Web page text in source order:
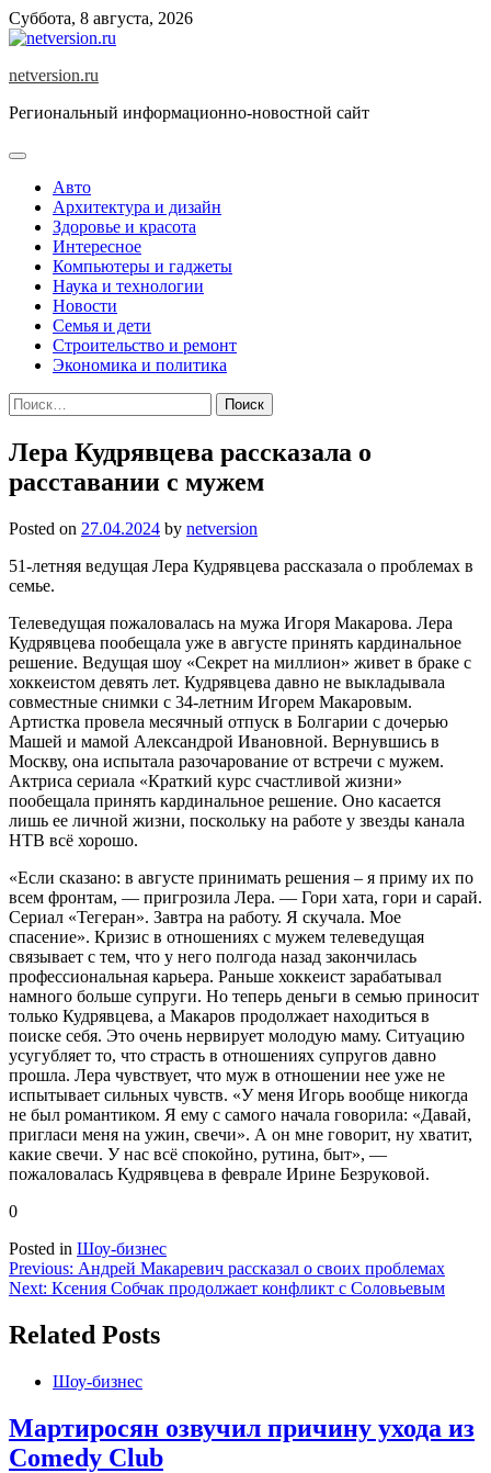
Skip
to
Суббота, 8 августа, 2026
netversion.ru
Региональный информационно-новостной сайт
Авто
Архитектура и дизайн
Здоровье и красота
Интересное
Компьютеры и гаджеты
Наука и технологии
Новости
Семья и дети
Строительство и ремонт
Экономика и политика
Найти:
Лера Кудрявцева рассказала о
расставании с мужем
Posted on 27.04.2024 by netversion
51-летняя ведущая Лера Кудрявцева рассказала о проблемах в
семье.
Телеведущая пожаловалась на мужа Игоря Макарова. Лера
Кудрявцева пообещала уже в августе принять кардинальное
решение. Ведущая шоу «Секрет на миллион» живет в браке с
хоккеистом девять лет. Кудрявцева давно не выкладывала
совместные снимки с 34-летним Игорем Макаровым.
Артистка провела месячный отпуск в Болгарии с дочерью
Машей и мамой Александрой Ивановной. Вернувшись в
Москву, она испытала разочарование от встречи с мужем.
Актриса сериала «Краткий курс счастливой жизни»
пообещала принять кардинальное решение. Оно касается
лишь ее личной жизни, поскольку на работе у звезды канала
НТВ всё хорошо.
«Если сказано: в августе принимать решения – я приму их по
всем фронтам, — пригрозила Лера. — Гори хата, гори и сарай.
Сериал «Тегеран». Завтра на работу. Я скучала. Мое
спасение». Кризис в отношениях с мужем телеведущая
связывает с тем, что у него полгода назад закончилась
профессиональная карьера. Раньше хоккеист зарабатывал
намного больше супруги. Но теперь деньги в семью приносит
только Кудрявцева, а Макаров продолжает находиться в
поиске себя. Это очень нервирует молодую маму. Ситуацию
усугубляет то, что страсть в отношениях супругов давно
прошла. Лера чувствует, что муж в отношении нее уже не
испытывает сильных чувств. «У меня Игорь вообще никогда
не был романтиком. Я ему с самого начала говорила: «Давай,
пригласи меня на ужин, свечи». А он мне говорит, ну хватит,
какие свечи. У нас всё спокойно, рутина, быт», —
пожаловалась Кудрявцева в феврале Ирине Безруковой.
0
Posted in Шоу-бизнес
Навигация
по
записям
Previous: Андрей Макаревич рассказал о своих проблемах
Next: Ксения Собчак продолжает конфликт с Соловьевым
Related Posts
Шоу-бизнес
Мартиросян озвучил причину ухода из
Comedy Club